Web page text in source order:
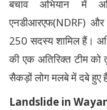
बचाव अभियान में
एनडीआरएफ(NDRF) और
250 सदस्य शामिल हैं।
की एक अतिरिक्त टीम को
सैकड़ों लोग मलबे में दबे हुए
Landslide in